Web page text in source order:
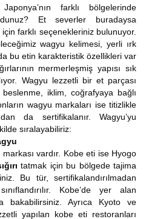
farklı bölgelerinde
Et severler buradaysa
farklı seçenekleriniz bulunuyor.
wagyu kelimesi, yerli ırk
bu etin karakteristik özellikleri var
mermerleşmiş yapısı sık
Wagyu lezzetli bir et parçası
iklim, coğrafyaya bağlı
wagyu markaları ise titizlikle
da sertifikalanır. Wagyu’yu
sıralayabiliriz:
vardır. Kobe eti ise Hyogo
tatmak için bu bölgede tajima
Bu tür, sertifikalandırılmadan
Kobe’de yer alan
bakabilirsiniz. Ayrıca Kyoto ve
yapılan kobe eti restoranları